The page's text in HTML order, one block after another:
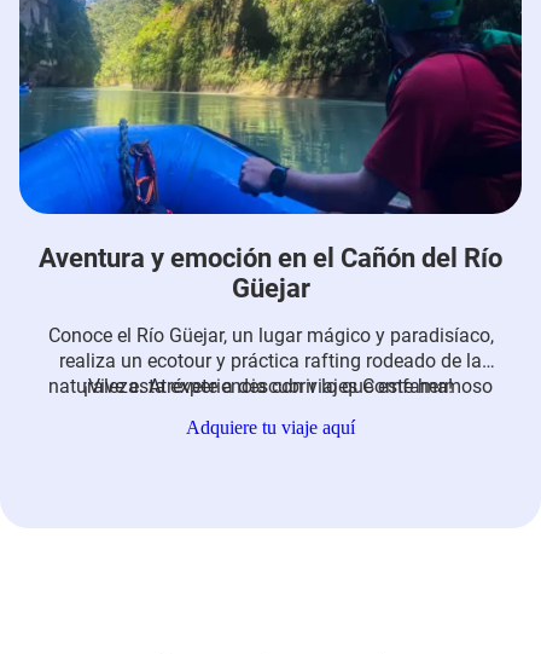
Aventura y emoción en el Cañón del Río
Güejar
Conoce el Río Güejar, un lugar mágico y paradisíaco,
realiza un ecotour y práctica rafting rodeado de la
naturaleza. Atrévete a descubrir lo que este hermoso
¡Vive esta experiencia con viajes Comfama!
Adquiere tu viaje aquí